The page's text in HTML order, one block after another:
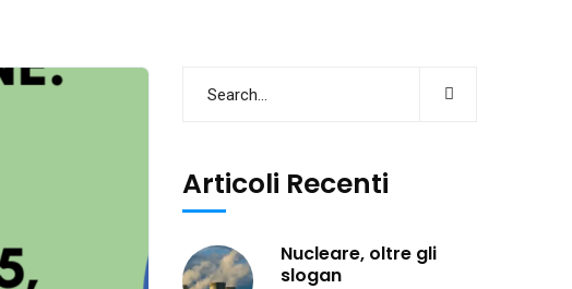
Articoli Recenti
Nucleare, oltre gli
slogan